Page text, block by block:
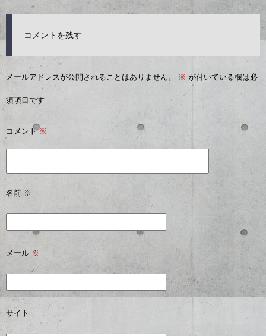
コメントを残す
メールアドレスが公開されることはありません。 ※ が付いている欄は必
須項目です
コメント※
名前 ※
メール ※
サイト